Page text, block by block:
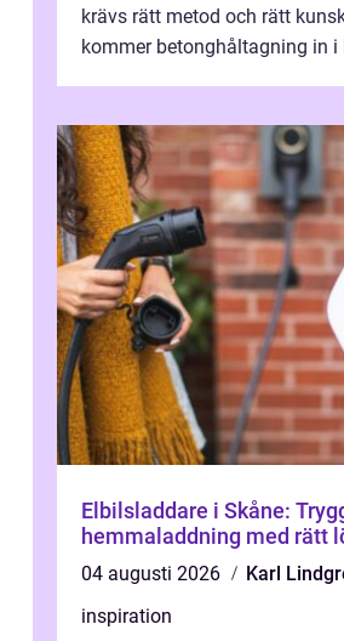
krävs rätt metod och rätt
kommer betonghåltagning in i
Elbilsladdare i Skåne:
hemmaladdning med rätt
04 augusti 2026
Karl
inspiration